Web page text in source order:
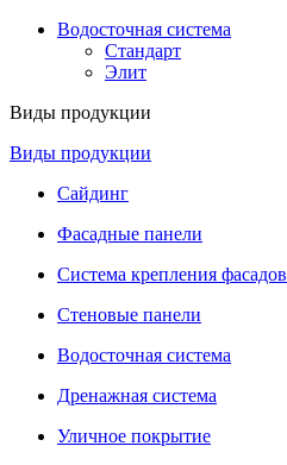
Водосточная система
Стандарт
Элит
Виды продукции
Виды продукции
Сайдинг
Фасадные панели
Система крепления фасадов
Стеновые панели
Водосточная система
Дренажная система
Уличное покрытие